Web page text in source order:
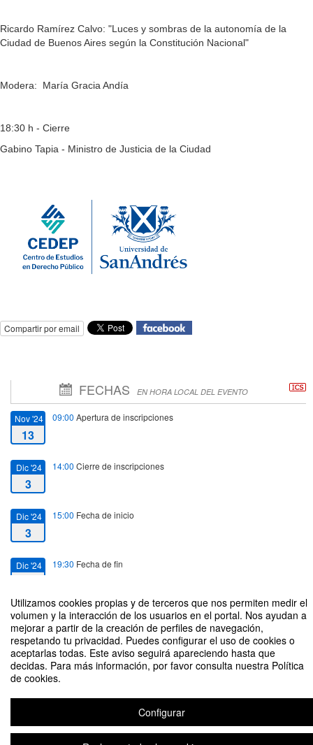
Utilizamos cookies propias y de terceros que nos permiten medir el
volumen y la interacción de los usuarios en el portal. Nos ayudan a
mejorar a partir de la creación de perfiles de navegación,
respetando tu privacidad. Puedes configurar el uso de cookies o
aceptarlas todas. Este aviso seguirá apareciendo hasta que
decidas. Para más información, por favor consulta nuestra Política
de cookies.
Configurar
Ricardo Ramírez Calvo: "Luces y sombras de la autonomía de la
Ciudad de Buenos Aires según la Constitución Nacional"
Modera: María Gracia Andía
18:30 h - Cierre
Gabino Tapia - Ministro de Justicia de la Ciudad
Compartir por email
FECHAS EN HORA LOCAL DEL EVENTO
Nov '24
13
09:00 Apertura de inscripciones
Dic '24
3
14:00 Cierre de inscripciones
Dic '24
3
15:00 Fecha de inicio
Dic '24 19:30 Fecha de fin
30 años de autonomía de la Ciudad de Buenos Aires
Aviso legal|Contacto
Plataforma de organización de eventos Symposium
Copyright © 2026